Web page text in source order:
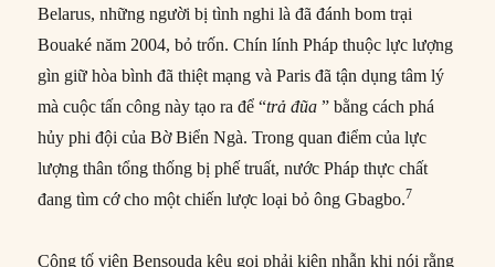
Belarus, những người bị tình nghi là đã đánh bom trại
Bouaké năm 2004, bỏ trốn. Chín lính Pháp thuộc lực lượng
gìn giữ hòa bình đã thiệt mạng và Paris đã tận dụng tâm lý
mà cuộc tấn công này tạo ra để “trả đũa ” bằng cách phá
hủy phi đội của Bờ Biển Ngà. Trong quan điểm của lực
lượng thân tổng thống bị phế truất, nước Pháp thực chất
đang tìm cớ cho một chiến lược loại bỏ ông Gbagbo.7
Công tố viên Bensouda kêu gọi phải kiên nhẫn khi nói rằng